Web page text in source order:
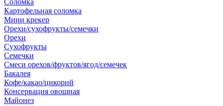
Соломка
Картофельная соломка
Мини крекер
Орехи/сухофрукты/семечки
Орехи
Сухофрукты
Семечки
Смеси орехов/фруктов/ягод/семечек
Бакалея
Кофе/какао/цикорий
Консервация овощная
Майонез